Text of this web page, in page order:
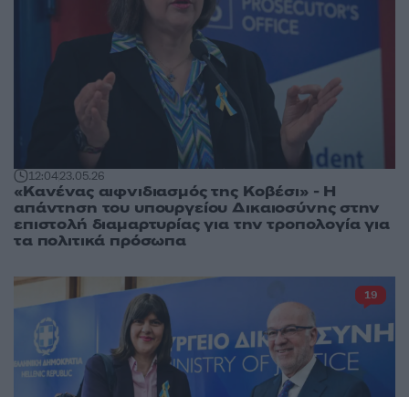
12:0423.05.26
«Κανένας αιφνιδιασμός της Κοβέσι» - Η
απάντηση του υπουργείου Δικαιοσύνης στην
επιστολή διαμαρτυρίας για την τροπολογία για
τα πολιτικά πρόσωπα
19